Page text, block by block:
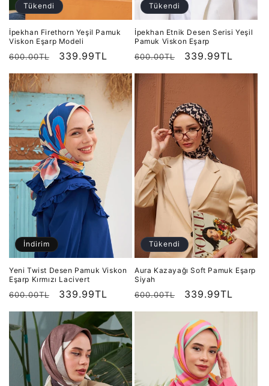
Tükendi
İpekhan Firethorn Yeşil Pamuk
Viskon Eşarp Modeli
Normal
600.00TL
İndirimli
339.99TL
Tükendi
İpekhan Etnik Desen Serisi Yeşil
Pamuk Viskon Eşarp
Normal
600.00TL
İndirimli
339.99TL
İndirim
Yeni Twist Desen Pamuk Viskon
Eşarp Kırmızı Lacivert
Normal
fiyat
600.00TL
İndirimli
fiyat
339.99TL
Tükendi
Aura Kazayağı Soft Pamuk Eşarp
Siyah
Normal
fiyat
600.00TL
İndirimli
fiyat
339.99TL